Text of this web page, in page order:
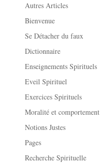
Autres Articles
Bienvenue
Se Détacher du faux
Dictionnaire
Enseignements Spirituels
Eveil Spirituel
Exercices Spirituels
Moralité et comportement
Notions Justes
Pages
Recherche Spirituelle